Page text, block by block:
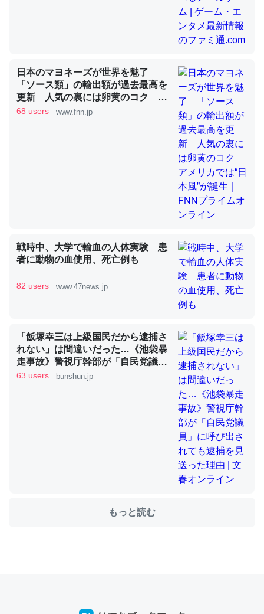
いる鋏角類（カブトガニ・ウミグモ）はカルシウムを使わ
ずキチンを強化してる筈だが、酵素が違うのか？
─ニュース :: 【研究発表】昆虫学の大問題＝「昆虫はなぜ海にいな
これを元に考えるとカルシウムを大量に使う脊椎動物と貝
類は苦労してるんだな…。腹足類だと殻を無くしてナメク
─ニュース :: 【研究発表】昆虫学の大問題＝「昆虫はなぜ海にいな
ウチもEchoを実家に置いて４年。でたまに覗いてる。ぼ
ちぼちRingも置こうかと画策中。あと、Googleマップで
位置情報を共有してる。電池残量や充電中かが分かるので
ちょうど同じ理由でEcho Show 8を設定中でした。Prime
とかSpotifyを支払う孝行もできる。一生で親と会える残
り時間を日数にすると1週間とかの人が多いそうだけど、
それを実質100倍以上に伸ばす効果があるはず……
─たまにLINEするくらいだった遠方の父67歳と僕。ITツール導入で
コミュニケーションが劇的に変化した｜tayorini by LIFULL介護
日本のマヨネーズが世界を魅了
「ソース類」の輸出額が過去最高を
更新 人気の裏には卵黄のコク ア
メリカでは“日本風”が誕生｜FNNプ
68 users www.fnn.jp
戦時中、大学で輸血の人体実験 患
者に動物の血使用、死亡例も
82 users www.47news.jp
「飯塚幸三は上級国民だから逮捕さ
れない」は間違いだった…《池袋暴
走事故》警視庁幹部が「自民党議
員」に呼び出されても逮捕を見送っ
63 users bunshun.jp
もっと読む